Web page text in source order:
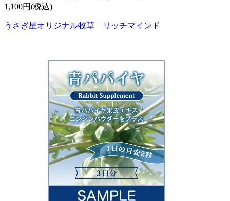
1,100円(税込)
うさぎ星オリジナル牧草 リッチマインド